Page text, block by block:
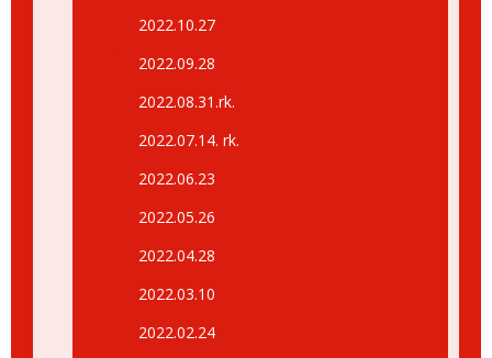
2022.10.27
2022.09.28
2022.08.31.rk.
2022.07.14. rk.
2022.06.23
2022.05.26
2022.04.28
2022.03.10
2022.02.24